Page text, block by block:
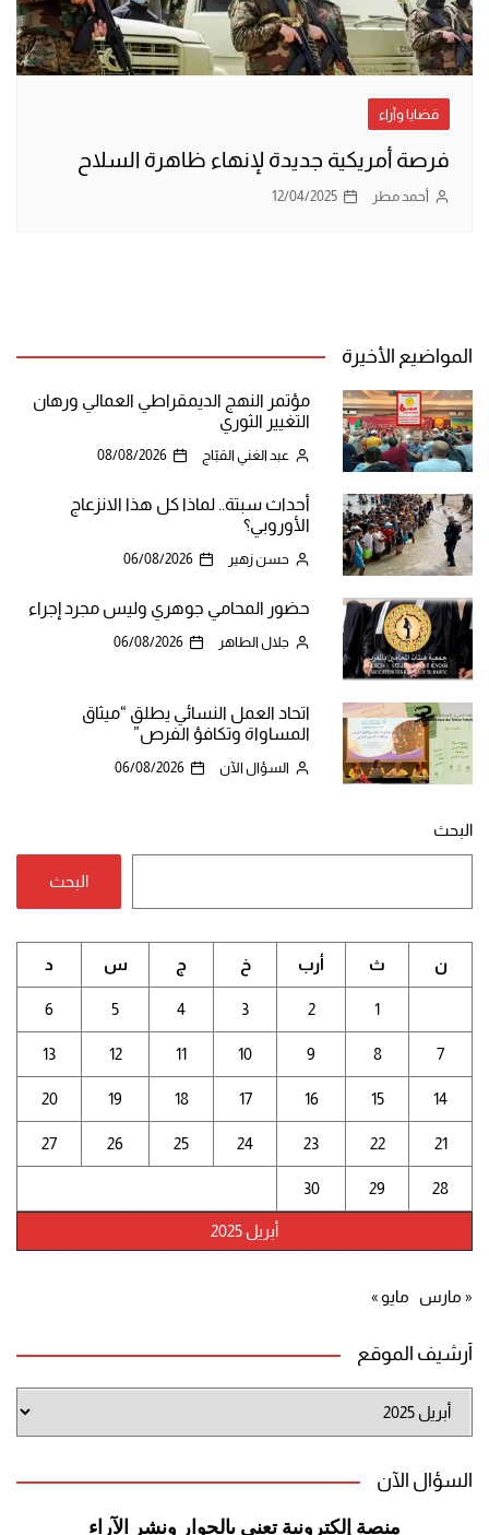
قضايا وآراء
فرصة أمريكية جديدة لإنهاء ظاهرة السلاح
أحمد مطر 12/04/2025
المواضيع الأخيرة
مؤتمر النهج الديمقراطي العمالي ورهان
التغيير الثوري
عبد الغني القبّاج 08/08/2026
أحداث سبتة.. لماذا كل هذا الانزعاج
الأوروبي؟
حسن زهير 06/08/2026
حضور المحامي جوهري وليس مجرد إجراء
جلال الطاهر 06/08/2026
اتحاد العمل النسائي يطلق “ميثاق
المساواة وتكافؤ الفرص”
السؤال الآن 06/08/2026
البحث
البحث
أبريل 2025
ن ث أرب خ ج س د
1
2
3
4
5
6
7
8
9
10
11
12
13
14
15
16
17
18
19
20
21
22
23
24
25
26
27
28
29
30
« مارس مايو »
أرشيف الموقع
أرشيف
الموقع
السؤال الآن
منصة إلكترونية تعنى بالحوار ونشر الآراء